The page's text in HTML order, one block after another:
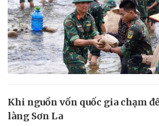
Khi nguồn vốn quốc gia chạm
làng Sơn La